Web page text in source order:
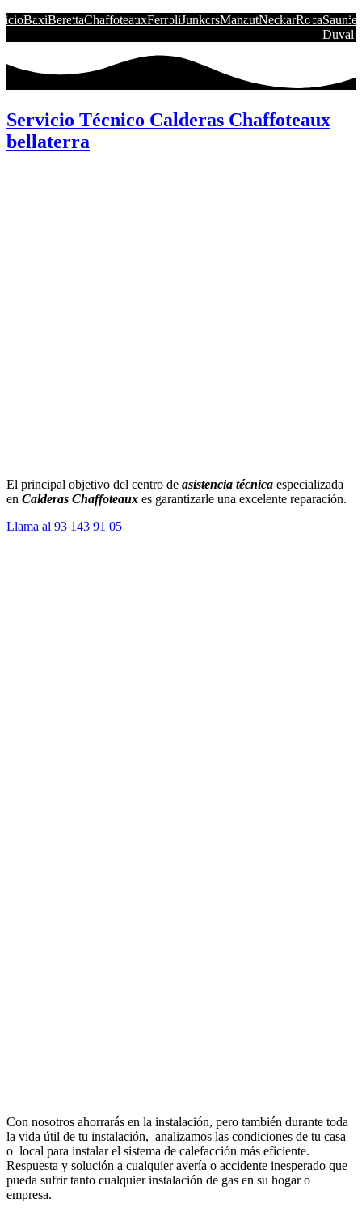
BaxiBerettaChaffoteauxFerroliJunkersManautNeckarRocaSaunier
Duval
Servicio Técnico Calderas Chaffoteaux
bellaterra
El principal objetivo del centro de asistencia técnica especializada
en Calderas Chaffoteaux es garantizarle una excelente reparación.
Llama al 93 143 91 05
Con nosotros ahorrarás en la instalación, pero también durante toda
la vida útil de tu instalación, analizamos las condiciones de tu casa
o local para instalar el sistema de calefacción más eficiente.
Respuesta y solución a cualquier avería o accidente inesperado que
pueda sufrir tanto cualquier instalación de gas en su hogar o
empresa.